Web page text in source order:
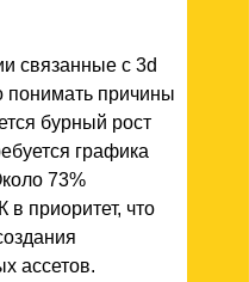
связанные с 3d
причины
бурный рост
графика
73%
в приоритет, что
ассетов.